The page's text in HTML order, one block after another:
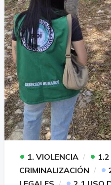
• 1. VIOLENCIA • 1.2
CRIMINALIZACIÓN
•